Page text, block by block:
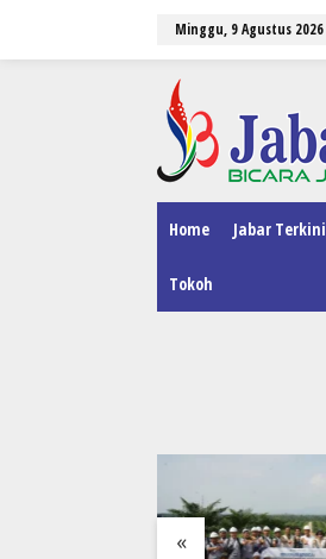
Minggu, 9 Agustus 2026
Home Jabar Terkini
Tokoh
«